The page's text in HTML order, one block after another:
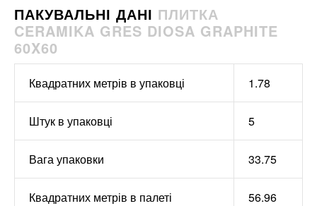
ПАКУВАЛЬНІ ДАНІ ПЛИТКА
CERAMIKA GRES DIOSA GRAPHITE
60X60
Квадратних метрів в упаковці 1.78
Штук в упаковці 5
Вага упаковки 33.75
Квадратних метрів в палеті 56.96